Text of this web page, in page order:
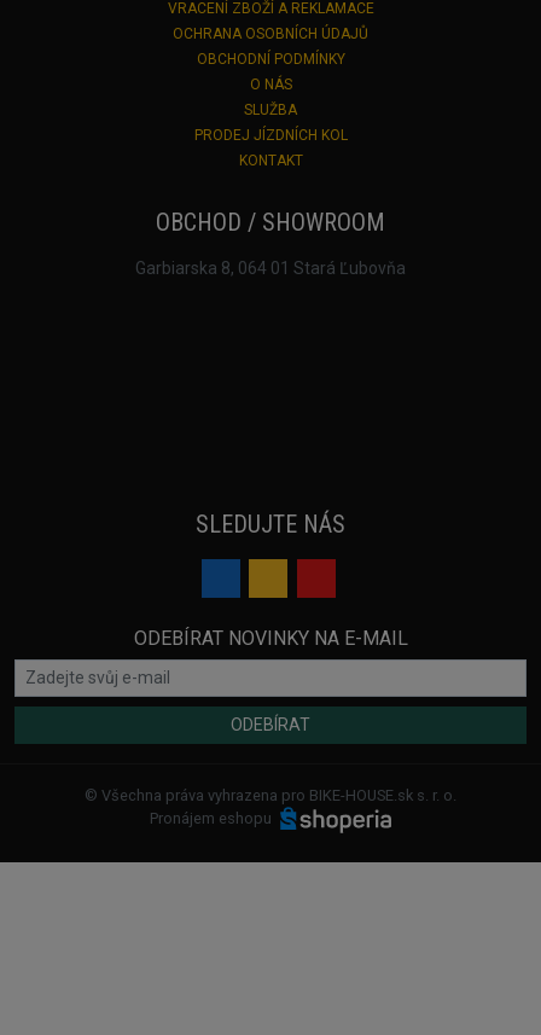
VRACENÍ ZBOŽÍ A REKLAMACE
OCHRANA OSOBNÍCH ÚDAJŮ
OBCHODNÍ PODMÍNKY
O NÁS
SLUŽBA
PRODEJ JÍZDNÍCH KOL
KONTAKT
OBCHOD / SHOWROOM
Garbiarska 8, 064 01 Stará Ľubovňa
SLEDUJTE NÁS
ODEBÍRAT NOVINKY NA E-MAIL
ODEBÍRAT
© Všechna práva vyhrazena pro BIKE-HOUSE.sk s. r. o.
Pronájem eshopu